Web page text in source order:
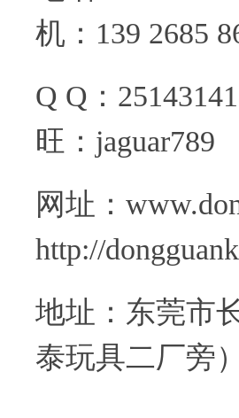
机：139 2685
Q Q：
旺：jaguar789
网址：
http://
地址：东莞市
泰玩具二厂旁）